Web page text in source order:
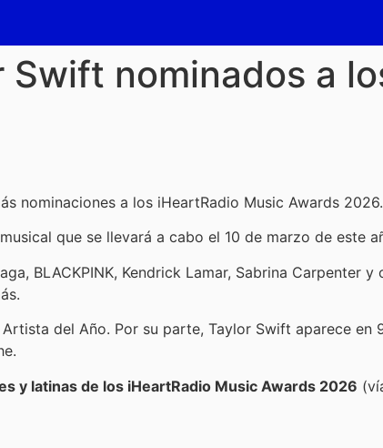
Swift nominados a
nominaciones a los iHeartRadio Music Awards 2026.
que se llevará a cabo el 10 de marzo de este
BLACKPINK, Kendrick Lamar, Sabrina Carpenter
del Año. Por su parte, Taylor Swift aparece
y latinas de los iHeartRadio Music Awards 2026